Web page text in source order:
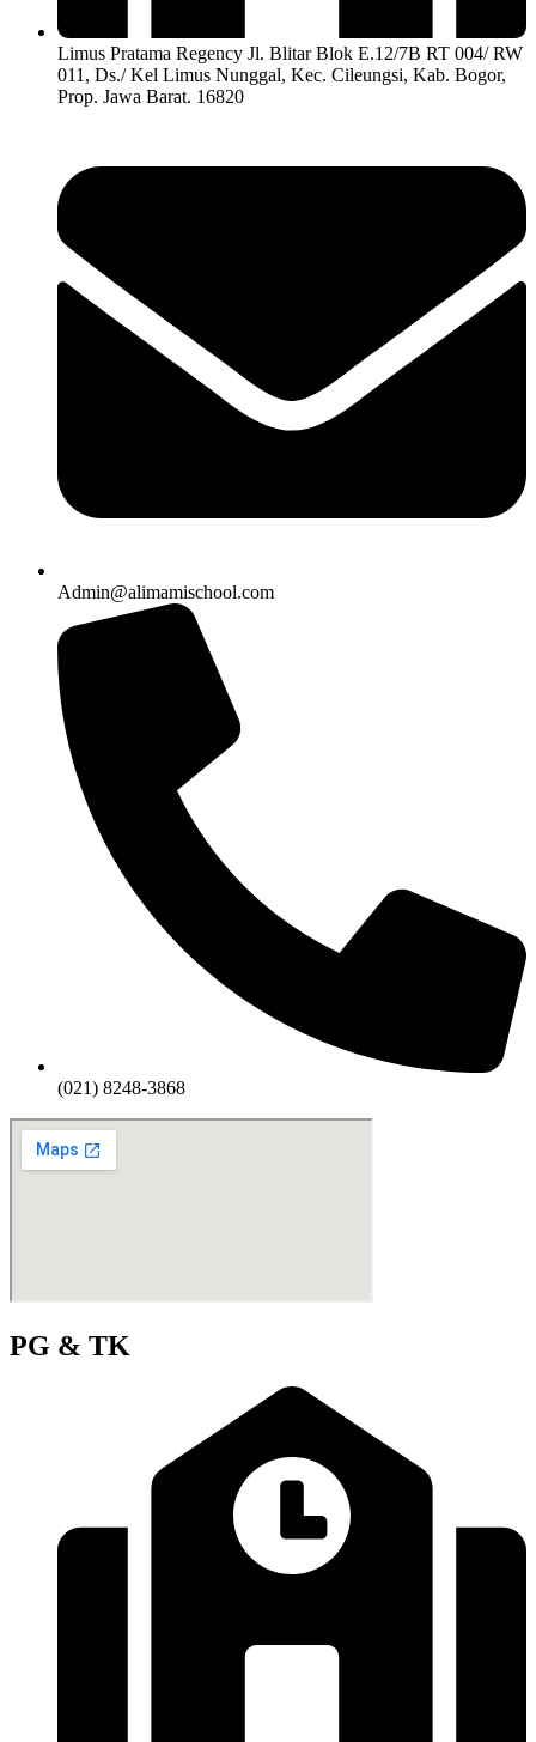
Limus Pratama Regency Jl. Blitar Blok E.12/7B RT 004/ RW
011, Ds./ Kel Limus Nunggal, Kec. Cileungsi, Kab. Bogor,
Prop. Jawa Barat. 16820
Admin@alimamischool.com
(021) 8248-3868
PG & TK